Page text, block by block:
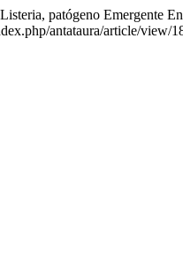
patógeno Emergente
antataura/article/view/